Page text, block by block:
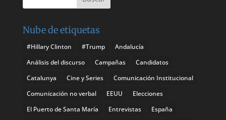
Nube de etiquetas
#Hillary Clinton #Trump
Andalucía
Análisis del discurso
Campañas
Candidatos
Catalunya
Cine y Series
Comunicación Institucional
Comunicación no verbal
EEUU
Elecciones
El Puerto de Santa María
Entrevistas
España